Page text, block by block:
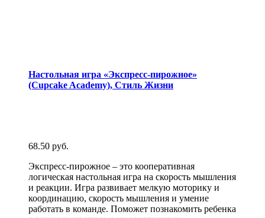
Настольная игра «Экспресс-пирожное»
(Cupcake Academy), Стиль Жизни
68.50 руб.
Экспресс-пирожное – это кооперативная
логическая настольная игра на скорость мышления
и реакции. Игра развивает мелкую моторику и
координацию, скорость мышления и умение
работать в команде. Поможет познакомить ребенка